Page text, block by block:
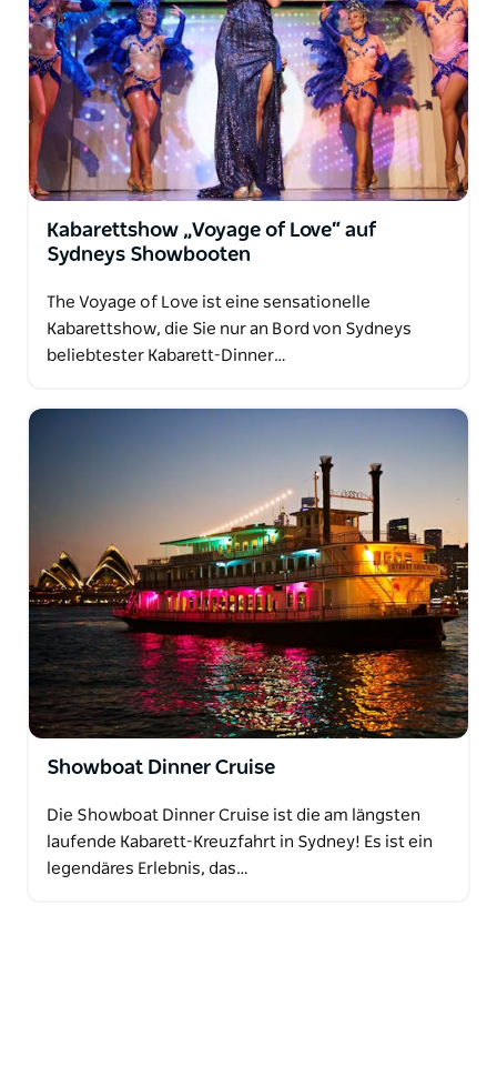
Sydney bietet Sydney Showboats auch
Kreuzfahrten für besondere Veranstaltungen und
Anlässe wie eine Mittagskreuzfahrt am
Weihnachtstag, Kreuzfahrten mit Feuerwerk an
Silvester, Kreuzfahrten am Australia Day und Vivid
Sydney-Kreuzfahrten. Das Boot dient auch als
charmanter Veranstaltungsort für Veranstaltungen
wie Hochzeiten und Konferenzen.
Kabarettshow „Voyage of Love“ auf
Sydneys Showbooten
The Voyage of Love ist eine sensationelle
Kabarettshow, die Sie nur an Bord von Sydneys
beliebtester Kabarett-Dinner…
Showboat Dinner Cruise
Die Showboat Dinner Cruise ist die am längsten
laufende Kabarett-Kreuzfahrt in Sydney! Es ist ein
legendäres Erlebnis, das…